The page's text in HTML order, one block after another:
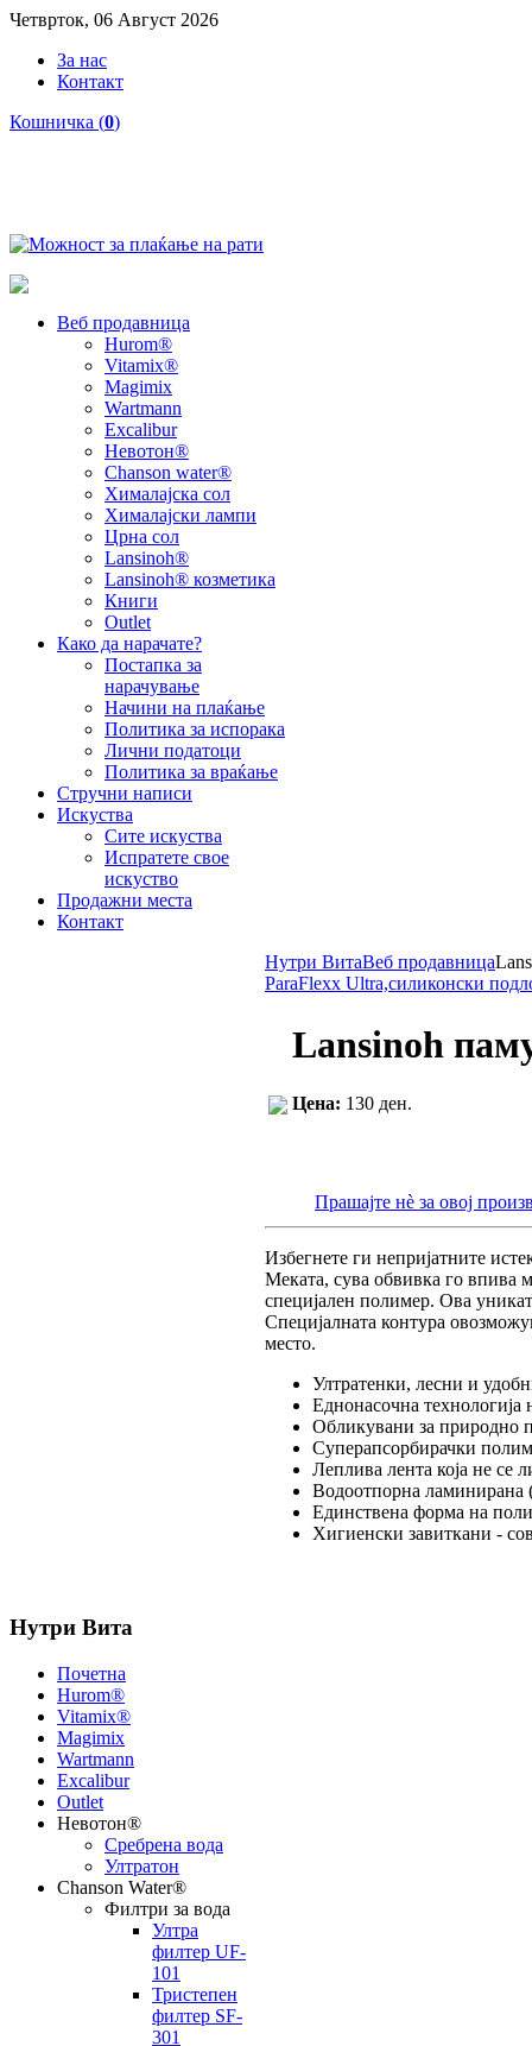
Четврток, 06 Август 2026
За нас
Контакт
Кошничка (0)
Веб продавница
Hurom®
Vitamix®
Magimix
Wartmann
Excalibur
Невотон®
Chanson water®
Хималајска сол
Хималајски лампи
Црна сол
Lansinoh®
Lansinoh® козметика
Книги
Outlet
Како да нарачате?
Постапка за
нарачување
Начини на плаќање
Политика за испорака
Лични податоци
Политика за враќање
Стручни написи
Искуства
Сите искуства
Испратете свое
искуство
Продажни места
Контакт
Нутри ВитаВеб продавница
ParaFlexx Ultra,силиконски
Lansinoh
Цена: 130 ден.
Прашајте нè за овој
Избегнете ги непријатните
Меката, сува обвивка го впива
специјален полимер. Ова
Специјалната контура
место.
Ултратенки, лесни и
Еднонасочна технологија
Обликувани за природно
Суперапсорбирачки
Леплива лента која не се
Водоотпорна ламинирана
Единствена форма на
Хигиенски завиткани -
Нутри Вита
Почетна
Hurom®
Vitamix®
Magimix
Wartmann
Excalibur
Outlet
Невотон®
Сребрена вода
Ултратон
Chanson Water®
Филтри за вода
Ултра
филтер UF-
101
Тристепен
филтер SF-
301